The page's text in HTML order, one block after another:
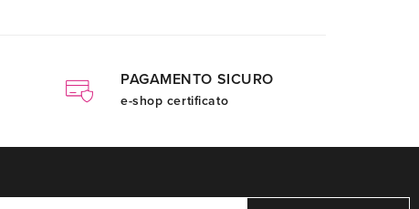
PAGAMENTO SICURO
e-shop certificato